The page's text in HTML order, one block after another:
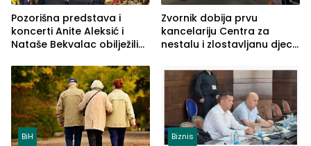
Pozorišna predstava i
koncerti Anite Aleksić i
Nataše Bekvalac obilježili
ljeta (FOTO)
Zvornik dobija prvu
kancelariju Centra za
nestalu i zlostavljanu djecu
BiH Biznis